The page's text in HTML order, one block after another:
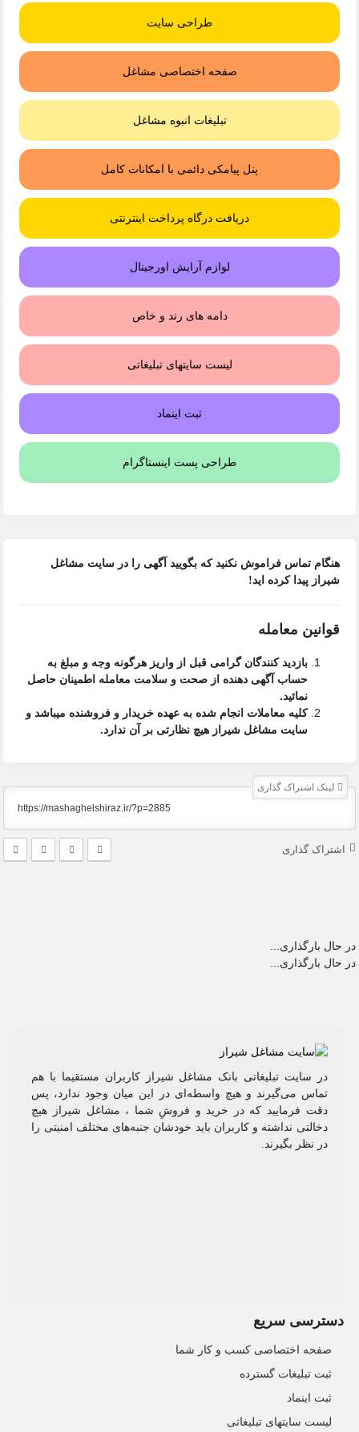
طراحی سایت
صفحه اختصاصی مشاغل
تبلیغات انبوه مشاغل
پنل پیامکی دائمی با امکانات کامل
دریافت درگاه پرداخت اینترنتی
لوازم آرایش اورجینال
دامه های رند و خاص
لیست سایتهای تبلیغاتی
ثبت اینماد
طراحی پست اینستاگرام
هنگام تماس فراموش نکنید که بگویید آگهی را درسایت مشاغل
شیراز پیدا کرده اید!
قوانین معامله
بازدید کنندگان گرامی قبل از واریز هرگونه وجه و مبلغ به
حساب آگهی دهنده از صحت و سلامت معامله اطمینان حاصل
نمائید.
کلیه معاملات انجام شده به عهده خریدار و فروشنده میباشد و
سایت مشاغل شیراز هیچ نظارتی بر آن ندارد.
لینک اشتراک گذاری
اشتراک گذاری
در حال بارگذاری...
در حال بارگذاری...
در سایت تبلیغاتی بانک مشاغل شیراز کاربران مستقیما با هم
تماس می‌گیرند و هیچ واسطه‌ای در این میان وجود ندارد، پس
دقت فرمایید که در خرید و فروشِ شما ، مشاغل شیراز هیچ
دخالتی نداشته و کاربران باید خودشان جنبه‌های مختلف امنیتی را
در نظر بگیرند.
دسترسی سریع
صفحه اختصاصی کسب و کار شما
ثبت تبلیغات گسترده
ثبت اینماد
لیست سایتهای تبلیغاتی